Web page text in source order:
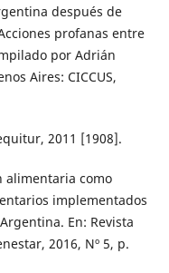
después de
profanas entre
por Adrián
Aires: CICCUS,
2011 [1908].
alimentaria como
implementados
En: Revista
2016, Nº 5, p.